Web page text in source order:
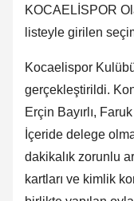
KOCAELİSPOR
listeyle girilen
Kocaelispor
gerçekleştirildi.
Erçin Bayırlı,
İçeride delege
dakikalık zorunlu
kartları ve kimlik